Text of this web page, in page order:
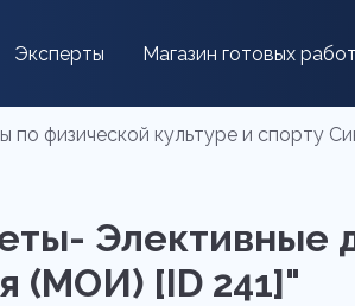
Эксперты Магазин готовых работ
по физической культуре и спорту
Элективные
(МОИ) [ID 241]"